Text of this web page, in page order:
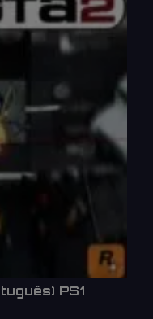
PS1